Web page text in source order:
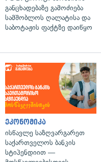
განცხადებაზე გამოძიება
სამშობლოს ღალატისა და
საბოტაჟის ფაქტზე დაიწყო
ეკონომიკა
ისწავლე საზღვარგარეთ
საქართველოს ბანკის
სტიპენდიით —